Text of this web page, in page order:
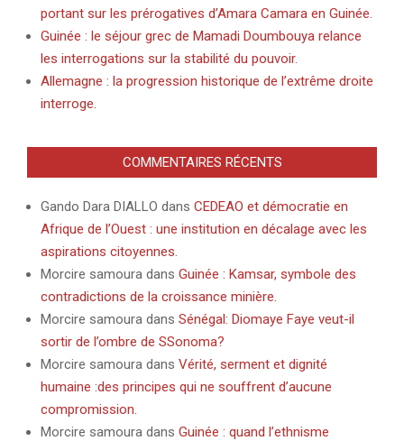
portant sur les prérogatives d’Amara Camara en Guinée.
Guinée : le séjour grec de Mamadi Doumbouya relance
les interrogations sur la stabilité du pouvoir.
Allemagne : la progression historique de l’extrême droite
interroge.
COMMENTAIRES RÉCENTS
Gando Dara DIALLO dans CEDEAO et démocratie en
Afrique de l’Ouest : une institution en décalage avec les
aspirations citoyennes.
Morcire samoura dans Guinée : Kamsar, symbole des
contradictions de la croissance minière.
Morcire samoura dans Sénégal: Diomaye Faye veut-il
sortir de l’ombre de SSonoma?
Morcire samoura dans Vérité, serment et dignité
humaine :des principes qui ne souffrent d’aucune
compromission.
Morcire samoura dans Guinée : quand l’ethnisme